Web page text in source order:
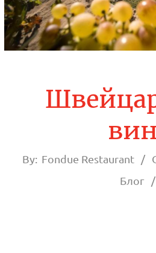
Р
А
ФBy: Fondue Restaurant
Блог